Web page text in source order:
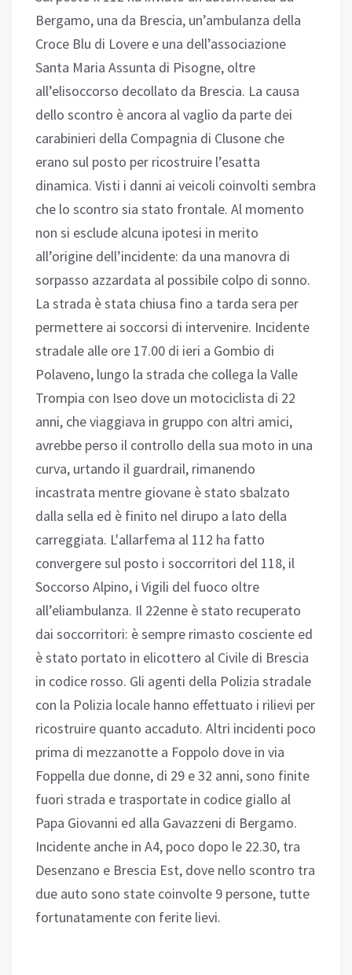
Bergamo, una da Brescia, un’ambulanza della
Croce Blu di Lovere e una dell’associazione
Santa Maria Assunta di Pisogne, oltre
all’elisoccorso decollato da Brescia. La causa
dello scontro è ancora al vaglio da parte dei
carabinieri della Compagnia di Clusone che
erano sul posto per ricostruire l’esatta
dinamica. Visti i danni ai veicoli coinvolti sembra
che lo scontro sia stato frontale. Al momento
non si esclude alcuna ipotesi in merito
all’origine dell’incidente: da una manovra di
sorpasso azzardata al possibile colpo di sonno.
La strada è stata chiusa fino a tarda sera per
permettere ai soccorsi di intervenire. Incidente
stradale alle ore 17.00 di ieri a Gombio di
Polaveno, lungo la strada che collega la Valle
Trompia con Iseo dove un motociclista di 22
anni, che viaggiava in gruppo con altri amici,
avrebbe perso il controllo della sua moto in una
curva, urtando il guardrail, rimanendo
incastrata mentre giovane è stato sbalzato
dalla sella ed è finito nel dirupo a lato della
carreggiata. L'allarfema al 112 ha fatto
convergere sul posto i soccorritori del 118, il
Soccorso Alpino, i Vigili del fuoco oltre
all’eliambulanza. Il 22enne è stato recuperato
dai soccorritori: è sempre rimasto cosciente ed
è stato portato in elicottero al Civile di Brescia
in codice rosso. Gli agenti della Polizia stradale
con la Polizia locale hanno effettuato i rilievi per
ricostruire quanto accaduto. Altri incidenti poco
prima di mezzanotte a Foppolo dove in via
Foppella due donne, di 29 e 32 anni, sono finite
fuori strada e trasportate in codice giallo al
Papa Giovanni ed alla Gavazzeni di Bergamo.
Incidente anche in A4, poco dopo le 22.30, tra
Desenzano e Brescia Est, dove nello scontro tra
due auto sono state coinvolte 9 persone, tutte
fortunatamente con ferite lievi.